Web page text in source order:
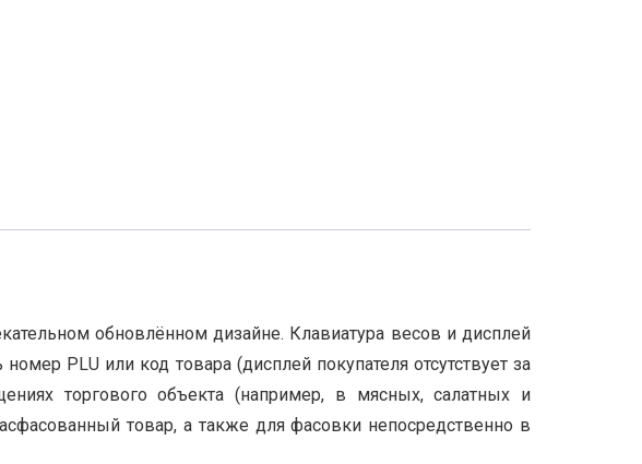
обновлённом дизайне. Клавиатура весов и дисплей
PLU или код товара (дисплей покупателя отсутствует за
торгового объекта (например, в мясных, салатных и
товар, а также для фасовки непосредственно в